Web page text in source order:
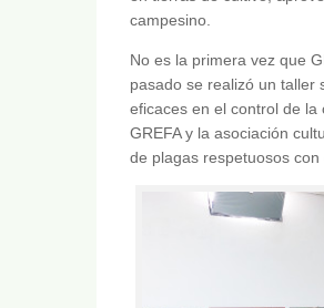
campesino.
No es la primera vez que
pasado se realizó un taller
eficaces en el control de
GREFA y la asociación
de plagas respetuosos con